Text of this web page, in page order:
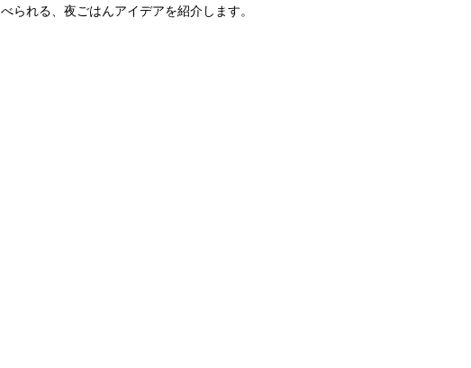
べられる、夜ごはんアイデアを紹介します。